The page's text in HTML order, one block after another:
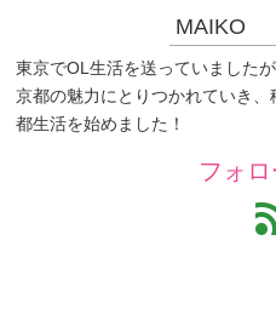
MAIKO
東京でOL生活を送っていました
京都の魅力にとりつかれていき
都生活を始めました！
フォ